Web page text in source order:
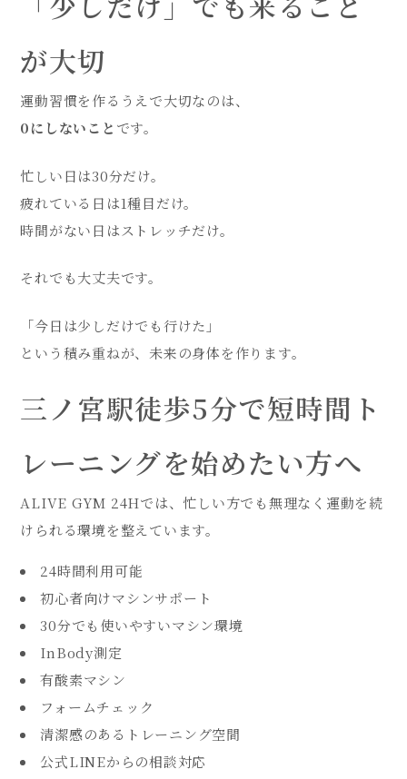
が大切
運動習慣を作るうえで大切なのは、
0にしないこと です。
忙しい日は30分だけ。
疲れている日は1種目だけ。
時間がない日はストレッチだけ。
それでも大丈夫です。
「今日は少しだけでも行けた」
という積み重ねが、未来の身体を作ります。
三ノ宮駅徒歩5分で短時間ト
レーニングを始めたい方へ
ALIVE GYM 24Hでは、忙しい方でも無理なく運動を続
けられる環境を整えています。
24時間利用可能
初心者向けマシンサポート
30分でも使いやすいマシン環境
InBody測定
有酸素マシン
フォームチェック
清潔感のあるトレーニング空間
公式LINEからの相談対応